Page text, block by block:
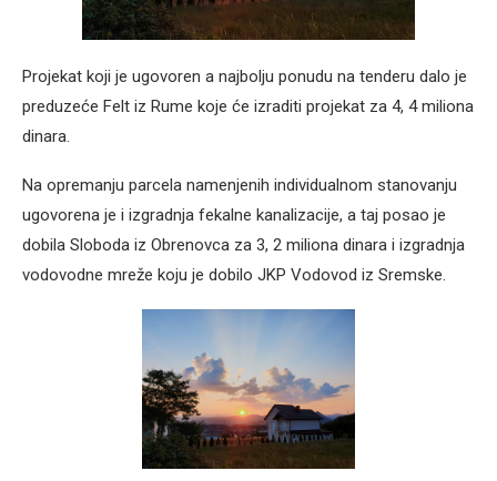
Projekat koji je ugovoren a najbolju ponudu na tenderu dalo je
preduzeće Felt iz Rume koje će izraditi projekat za 4, 4 miliona
dinara.
Na opremanju parcela namenjenih individualnom stanovanju
ugovorena je i izgradnja fekalne kanalizacije, a taj posao je
dobila Sloboda iz Obrenovca za 3, 2 miliona dinara i izgradnja
vodovodne mreže koju je dobilo JKP Vodovod iz Sremske.